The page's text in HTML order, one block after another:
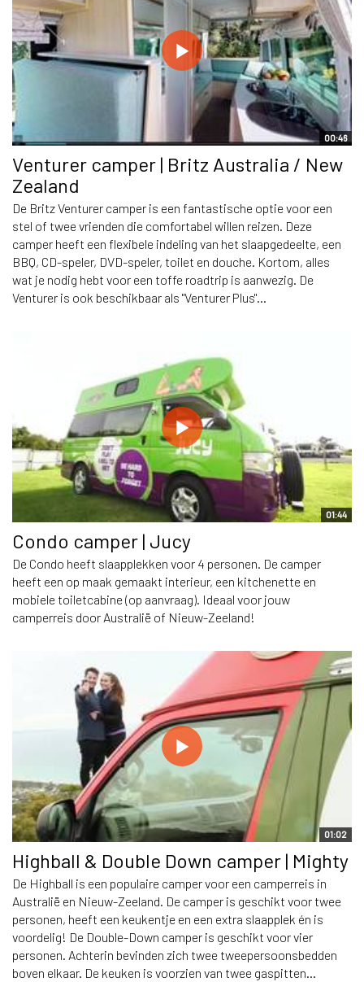
00:46
Venturer camper | Britz Australia / New
Zealand
De Britz Venturer camper is een fantastische optie voor een
stel of twee vrienden die comfortabel willen reizen. Deze
camper heeft een flexibele indeling van het slaapgedeelte, een
BBQ, CD-speler, DVD-speler, toilet en douche. Kortom, alles
wat je nodig hebt voor een toffe roadtrip is aanwezig. De
Venturer is ook beschikbaar als "Venturer Plus"...
01:44
Condo camper | Jucy
De Condo heeft slaapplekken voor 4 personen. De camper
heeft een op maak gemaakt interieur, een kitchenette en
mobiele toiletcabine (op aanvraag). Ideaal voor jouw
camperreis door Australië of Nieuw-Zeeland!
01:02
Highball & Double Down camper | Mighty
De Highball is een populaire camper voor een camperreis in
Australië en Nieuw-Zeeland. De camper is geschikt voor twee
personen, heeft een keukentje en een extra slaapplek én is
voordelig! De Double-Down camper is geschikt voor vier
personen. Achterin bevinden zich twee tweepersoonsbedden
boven elkaar. De keuken is voorzien van twee gaspitten...